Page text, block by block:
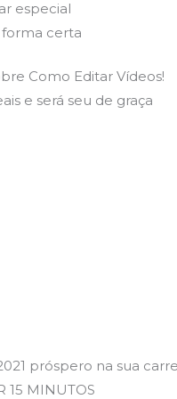
especial
certa
Como Editar Vídeos!
e será seu de graça
próspero na sua
15 MINUTOS